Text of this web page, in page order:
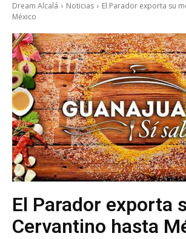
Dream Alcalá Noticias
El Parador exporta su
México
El Parador exporta
Cervantino hasta